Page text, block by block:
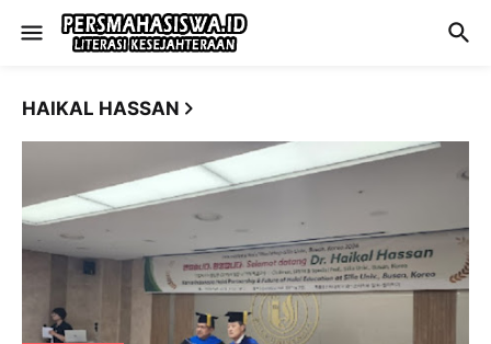
HAIKAL HASSAN